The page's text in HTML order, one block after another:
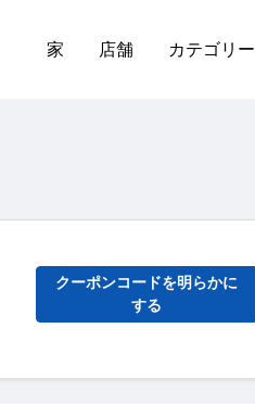
家 店舗 カテゴリー
クーポンコードを明らかに
する